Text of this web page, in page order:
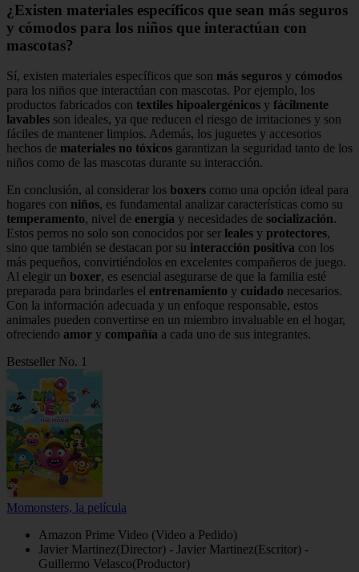
¿Existen materiales específicos que sean más seguros
y cómodos para los niños que interactúan con
mascotas?
Sí, existen materiales específicos que son más seguros y cómodos
para los niños que interactúan con mascotas. Por ejemplo, los
productos fabricados con textiles hipoalergénicos y fácilmente
lavables son ideales, ya que reducen el riesgo de irritaciones y son
fáciles de mantener limpios. Además, los juguetes y accesorios
hechos de materiales no tóxicos garantizan la seguridad tanto de los
niños como de las mascotas durante su interacción.
En conclusión, al considerar los boxers como una opción ideal para
hogares con niños, es fundamental analizar características como su
temperamento, nivel de energía y necesidades de socialización.
Estos perros no solo son conocidos por ser leales y protectores,
sino que también se destacan por su interacción positiva con los
más pequeños, convirtiéndolos en excelentes compañeros de juego.
Al elegir un boxer, es esencial asegurarse de que la familia esté
preparada para brindarles el entrenamiento y cuidado necesarios.
Con la información adecuada y un enfoque responsable, estos
animales pueden convertirse en un miembro invaluable en el hogar,
ofreciendo amor y compañía a cada uno de sus integrantes.
Bestseller No. 1
Momonsters, la película
Amazon Prime Video (Video a Pedido)
Javier Martinez(Director) - Javier Martinez(Escritor) -
Guillermo Velasco(Productor)